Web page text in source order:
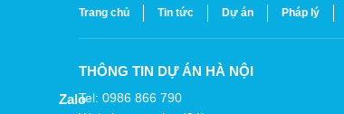
Trang chủ Tin tức Dự án Pháp lý
THÔNG TIN DỰ ÁN HÀ NỘI
Tel: 0986 866 790
Zalo